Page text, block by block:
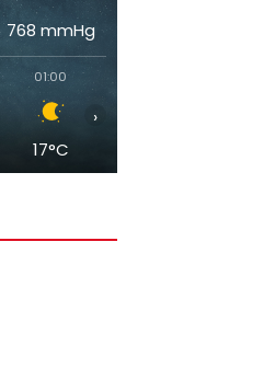
768mmHg
01:00
17°C
›